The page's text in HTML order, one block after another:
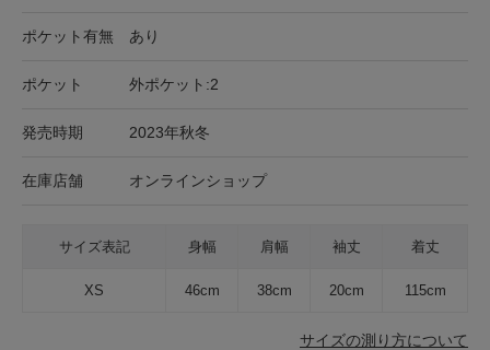
ポケット有無 あり
ポケット 外ポケット:2
発売時期 2023年秋冬
在庫店舗 オンラインショップ
サイズ表記 身幅 肩幅 袖丈 着丈
XS 46cm 38cm 20cm 115cm
サイズの測り方について